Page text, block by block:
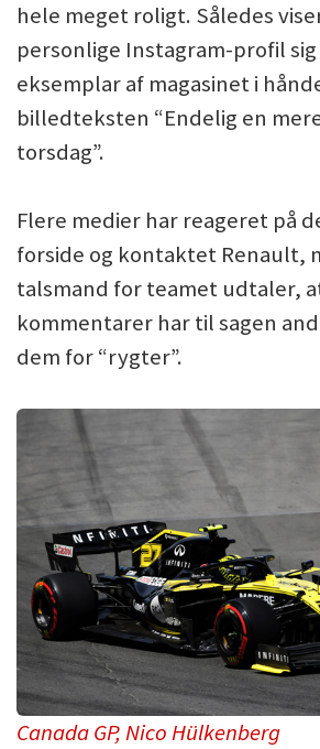
hele meget roligt. Således
personlige Instagram-profil
eksemplar af magasinet i
billedteksten “Endelig en
torsdag”.
Flere medier har reageret på
forside og kontaktet Renault,
talsmand for teamet udtaler,
kommentarer har til sagen
dem for “rygter”.
Canada GP, Nico Hülkenberg